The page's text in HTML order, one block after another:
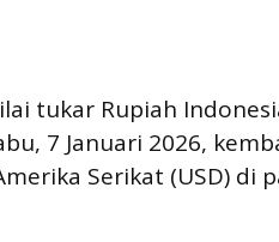
tukar Rupiah
7 Januari 2026,
Serikat (USD) di